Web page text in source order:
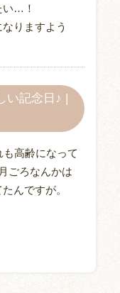
い…！
りますよう
記念日♪ |
高齢になって
ごろなんかは
んですが。